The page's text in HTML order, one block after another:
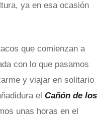
ya en esa ocasión
que comienzan a
con lo que pasamos
y viajar en solitario
el Cañón de los
unas horas en el